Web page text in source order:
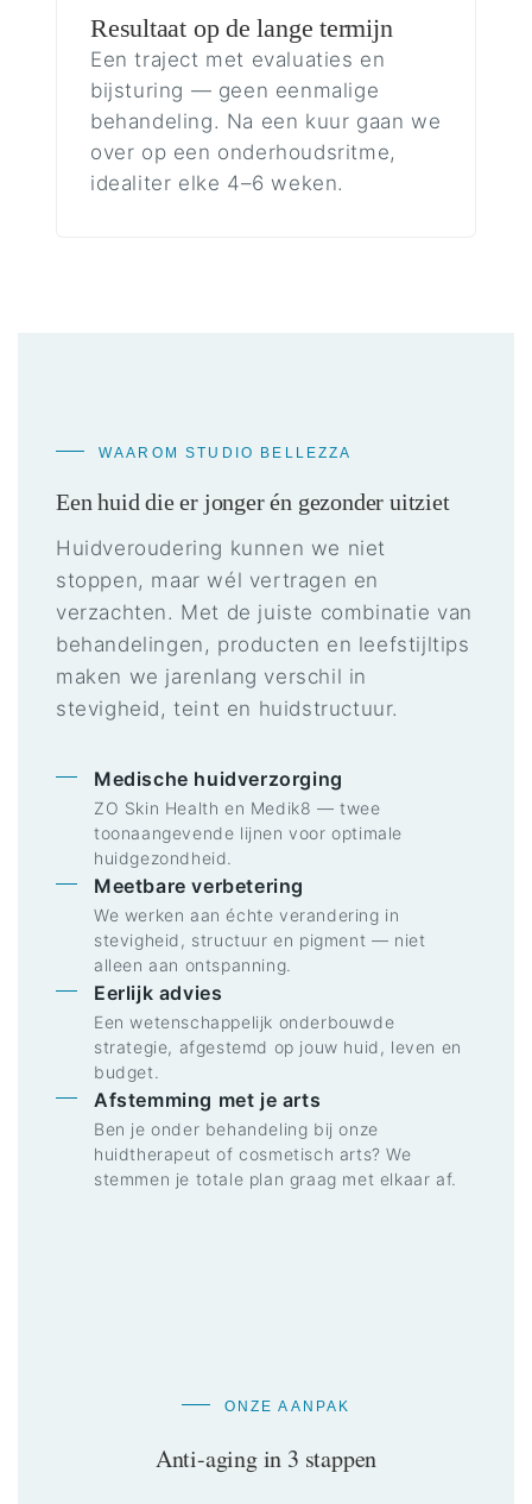
Resultaat op de lange termijn
Een traject met evaluaties en
bijsturing — geen eenmalige
behandeling. Na een kuur gaan we
over op een onderhoudsritme,
idealiter elke 4–6 weken.
WAAROM STUDIO BELLEZZA
Een huid die er jonger én gezonder uitziet
Huidveroudering kunnen we niet
stoppen, maar wél vertragen en
verzachten. Met de juiste combinatie van
behandelingen, producten en leefstijltips
maken we jarenlang verschil in
stevigheid, teint en huidstructuur.
Medische huidverzorging
ZO Skin Health en Medik8 — twee
toonaangevende lijnen voor optimale
huidgezondheid.
Meetbare verbetering
We werken aan échte verandering in
stevigheid, structuur en pigment — niet
alleen aan ontspanning.
Eerlijk advies
Een wetenschappelijk onderbouwde
strategie, afgestemd op jouw huid, leven en
budget.
Afstemming met je arts
Ben je onder behandeling bij onze
huidtherapeut of cosmetisch arts? We
stemmen je totale plan graag met elkaar af.
ONZE AANPAK
Anti-aging in 3 stappen